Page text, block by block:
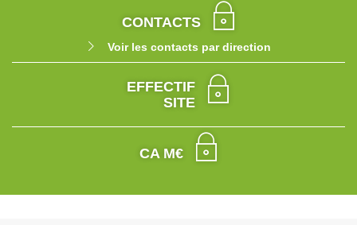
CONTACTS
Voir les contacts par direction
EFFECTIF
SITE
CA M€